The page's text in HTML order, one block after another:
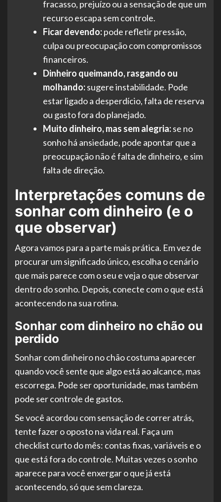
fracasso, prejuízo ou a sensação de que um
recurso escapa sem controle.
Ficar devendo:pode refletir pressão,
culpa ou preocupação com compromissos
financeiros.
Dinheiro queimando, rasgando ou
molhando:sugere instabilidade. Pode
estar ligado a desperdício, falta de reserva
ou gasto fora do planejado.
Muito dinheiro, mas sem alegria:se no
sonho há ansiedade, pode apontar que a
preocupação não é falta de dinheiro, e sim
falta de direção.
Interpretações comuns de
sonhar com dinheiro (e o
que observar)
Agora vamos para a parte mais prática. Em vez de
procurar um significado único, escolha o cenário
que mais parece com o seu e veja o que observar
dentro do sonho. Depois, conecte com o que está
acontecendo na sua rotina.
Sonhar com dinheiro no chão ou
perdido
Sonhar com dinheiro no chão costuma aparecer
quando você sente que algo está ao alcance, mas
escorrega. Pode ser oportunidade, mas também
pode ser controle de gastos.
Se você acordou com sensação de correr atrás,
tente fazer o oposto na vida real. Faça um
checklist curto do mês: contas fixas, variáveis e o
que está fora do controle. Muitas vezes o sonho
aparece para você enxergar o que já está
acontecendo, só que sem clareza.